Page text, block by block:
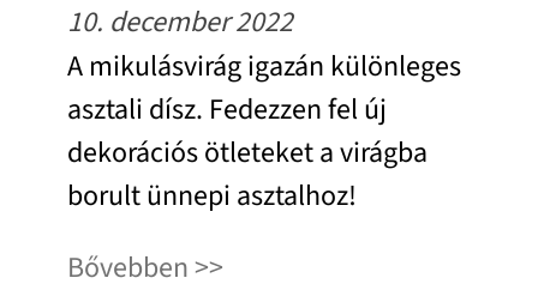
10. december 2022
A mikulásvirág igazán különleges
asztali dísz. Fedezzen fel új
dekorációs ötleteket a virágba
borult ünnepi asztalhoz!
Bővebben